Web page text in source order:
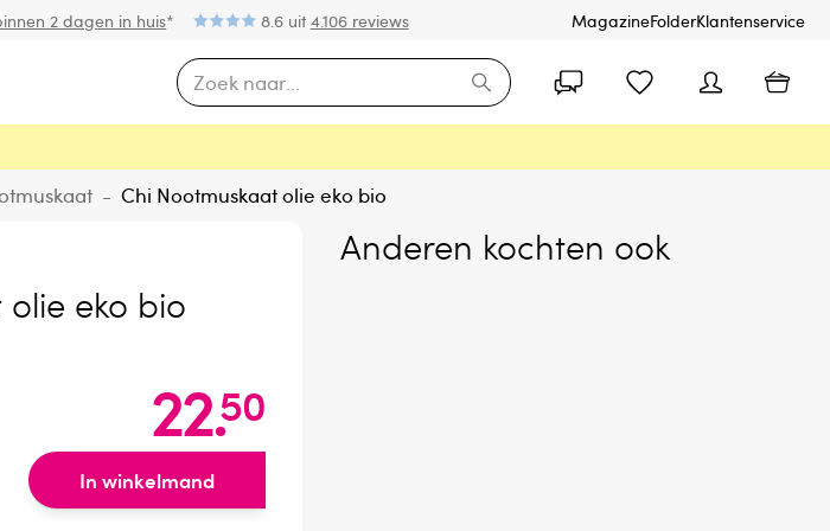
2 dagen in huis* 8.6 uit4.106 reviews MagazineFolderKlantenservice
- Chi Nootmuskaat olie eko bio
eko bio
22.50
In winkelmand
Anderen kochten ook